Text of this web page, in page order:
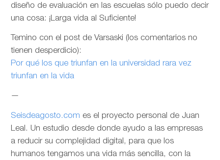
diseño de evaluación en las escuelas sólo puedo decir
una cosa: ¡Larga vida al Suficiente!
Temino con el post de Varsaski (los comentarios no
tienen desperdicio):
Por qué los que triunfan en la universidad rara vez
triunfan en la vida
—
Seisdeagosto.com es el proyecto personal de Juan
Leal. Un estudio desde donde ayudo a las empresas
a reducir su complejidad digital, para que los
humanos tengamos una vida más sencilla, con la